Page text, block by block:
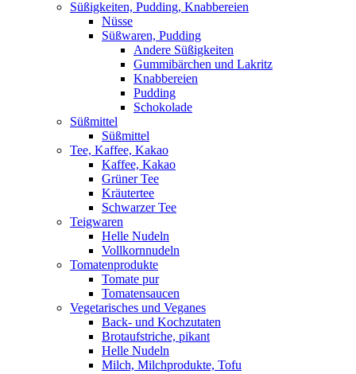
Süßigkeiten, Pudding, Knabbereien
Nüsse
Süßwaren, Pudding
Andere Süßigkeiten
Gummibärchen und Lakritz
Knabbereien
Pudding
Schokolade
Süßmittel
Süßmittel
Tee, Kaffee, Kakao
Kaffee, Kakao
Grüner Tee
Kräutertee
Schwarzer Tee
Teigwaren
Helle Nudeln
Vollkornnudeln
Tomatenprodukte
Tomate pur
Tomatensaucen
Vegetarisches und Veganes
Back- und Kochzutaten
Brotaufstriche, pikant
Helle Nudeln
Milch, Milchprodukte, Tofu